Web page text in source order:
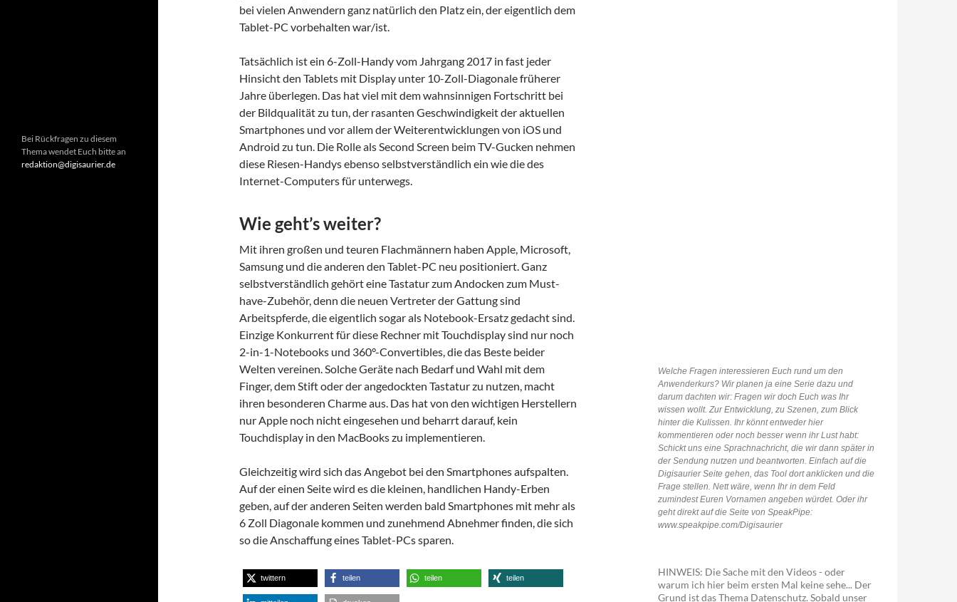
bei vielen Anwendern ganz natürlich den Platz ein, der eigentlich dem
Tablet-PC vorbehalten war/ist.
Tatsächlich ist ein 6-Zoll-Handy vom Jahrgang 2017 in fast jeder
Hinsicht den Tablets mit Display unter 10-Zoll-Diagonale früherer
Jahre überlegen. Das hat viel mit dem wahnsinnigen Fortschritt bei
der Bildqualität zu tun, der rasanten Geschwindigkeit der aktuellen
Smartphones und vor allem der Weiterentwicklungen von iOS und
Android zu tun. Die Rolle als Second Screen beim TV-Gucken nehmen
diese Riesen-Handys ebenso selbstverständlich ein wie die des
Internet-Computers für unterwegs.
Wie geht’s weiter?
Mit ihren großen und teuren Flachmännern haben Apple, Microsoft,
Samsung und die anderen den Tablet-PC neu positioniert. Ganz
selbstverständlich gehört eine Tastatur zum Andocken zum Must-
have-Zubehör, denn die neuen Vertreter der Gattung sind
Arbeitspferde, die eigentlich sogar als Notebook-Ersatz gedacht sind.
Einzige Konkurrent für diese Rechner mit Touchdisplay sind nur noch
2-in-1-Notebooks und 360°-Convertibles, die das Beste beider
Welten vereinen. Solche Geräte nach Bedarf und Wahl mit dem
Finger, dem Stift oder der angedockten Tastatur zu nutzen, macht
ihren besonderen Charme aus. Das hat von den wichtigen Herstellern
nur Apple noch nicht eingesehen und beharrt darauf, kein
Touchdisplay in den MacBooks zu implementieren.
Gleichzeitig wird sich das Angebot bei den Smartphones aufspalten.
Auf der einen Seite wird es die kleinen, handlichen Handy-Erben
geben, auf der anderen Seiten werden bald Smartphones mit mehr als
6 Zoll Diagonale kommen und zunehmend Abnehmer finden, die sich
so die Anschaffung eines Tablet-PCs sparen.
twittern teilen teilen teilen
Welche Fragen interessieren Euch rund um den
Anwenderkurs? Wir planen ja eine Serie dazu und
darum dachten wir: Fragen wir doch Euch was Ihr
wissen wollt. Zur Entwicklung, zu Szenen, zum Blick
hinter die Kulissen. Ihr könnt entweder hier
kommentieren oder noch besser wenn ihr Lust habt:
Schickt uns eine Sprachnachricht, die wir dann später in
der Sendung nutzen und beantworten. Einfach auf die
Digisaurier Seite gehen, das Tool dort anklicken und die
Frage stellen. Nett wäre, wenn Ihr in dem Feld
zumindest Euren Vornamen angeben würdet. Oder ihr
geht direkt auf die Seite von SpeakPipe:
www.speakpipe.com/Digisaurier
HINWEIS: Die Sache mit den Videos - oder
warum ich hier beim ersten Mal keine sehe... Der
Grund ist das Thema Datenschutz. Sobald unser
Bei Rückfragen zu diesem
Thema wendet Euch bitte an
redaktion@digisaurier.de